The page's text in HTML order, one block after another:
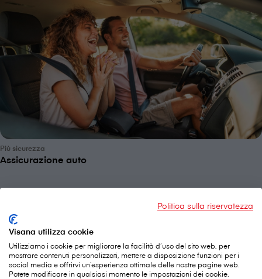
Più sicurezza
Assicurazione auto
Politica sulla riservatezza
Visana utilizza cookie
Utilizziamo i cookie per migliorare la facilità d’uso del sito web, per
mostrare contenuti personalizzati, mettere a disposizione funzioni per i
social media e offrirvi un’esperienza ottimale delle nostre pagine web.
Potete modificare in qualsiasi momento le impostazioni dei cookie.